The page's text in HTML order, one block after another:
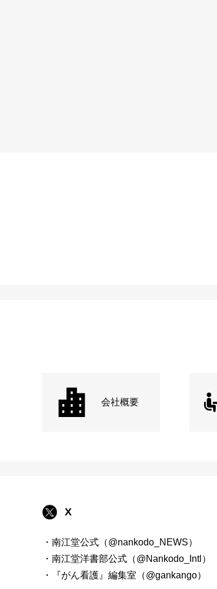
会社概要
X
・南江堂公式（@nankodo_NEWS）
・南江堂洋書部公式（@Nankodo_Intl）
・『がん看護』編集室（@gankango）